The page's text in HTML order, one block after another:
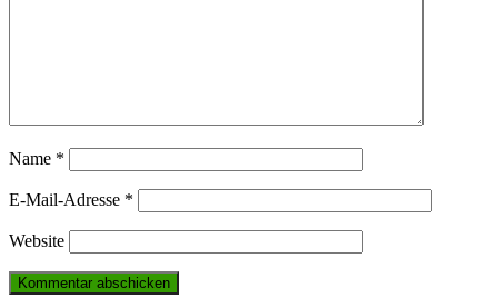
Name *
E-Mail-Adresse *
Website